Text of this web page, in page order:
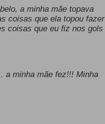
a minha mãe topava
coisas que ela topou fazer
coisas que eu fiz nos gols
a minha mãe fez!!! Minha